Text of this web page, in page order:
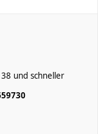
und schneller